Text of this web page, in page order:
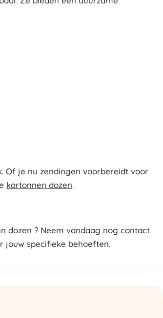
Of je nu zendingen voorbereidt voor
kartonnen dozen.
dozen ? Neem vandaag nog contact
jouw specifieke behoeften.